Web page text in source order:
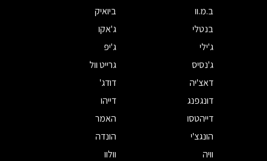
ב.מ.וו
ביואיק
בנטלי
ג'אקו
ג'ילי
ג'יפ
ג'נסיס
גרייט וול
דאצ'יה
דודג'
דונגפנג
דייהו
דייהטסו
האמר
הונגצ'י
הונדה
וויה
וולוו